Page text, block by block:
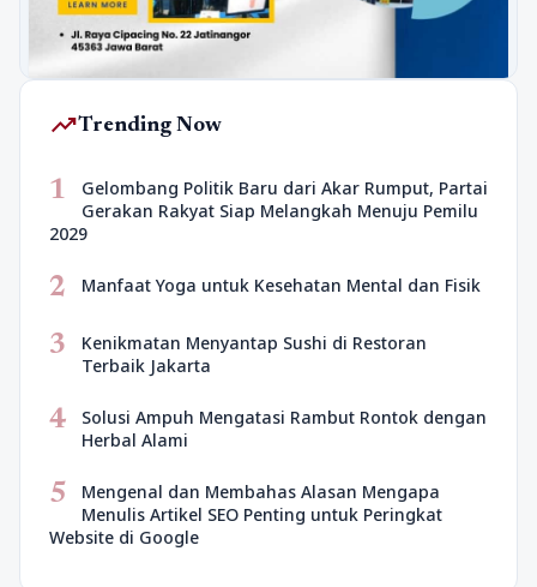
trending_upTrending Now
1
Gelombang Politik Baru dari Akar Rumput, Partai
Gerakan Rakyat Siap Melangkah Menuju Pemilu
2029
2 Manfaat Yoga untuk Kesehatan Mental dan Fisik
3
Kenikmatan Menyantap Sushi di Restoran
Terbaik Jakarta
4
Solusi Ampuh Mengatasi Rambut Rontok dengan
Herbal Alami
5
Mengenal dan Membahas Alasan Mengapa
Menulis Artikel SEO Penting untuk Peringkat
Website di Google